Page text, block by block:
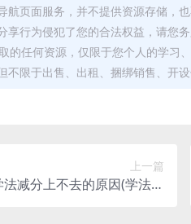
航页面服务，并不提供资源存储，
享行为侵犯了您的合法权益，请您
的任何资源，仅限于您个人的学习
限于出售、出租、捆绑销售、开设
上一篇
减分上不去的原因(学法减